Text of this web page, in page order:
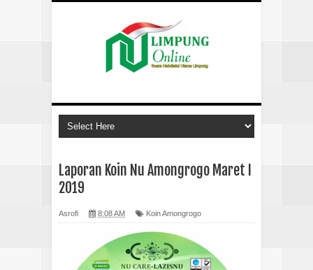
Laporan Koin Nu Amongrogo Maret I
2019
Asrofi 8:08 AM Koin Amongrogo